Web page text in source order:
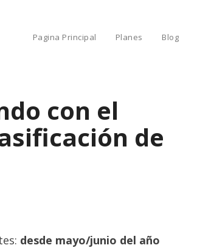
Pagina Principal Planes Blog
con el
de
desde mayo/junio del año